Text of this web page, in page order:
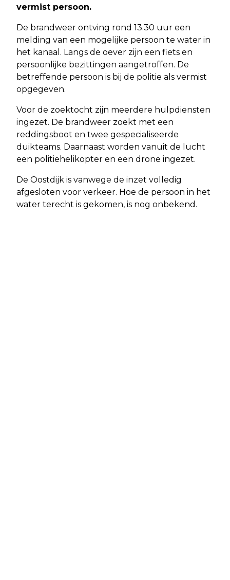
vermist persoon.
De brandweer ontving rond 13.30 uur een
melding van een mogelijke persoon te water in
het kanaal. Langs de oever zijn een fiets en
persoonlijke bezittingen aangetroffen. De
betreffende persoon is bij de politie als vermist
opgegeven.
Voor de zoektocht zijn meerdere hulpdiensten
ingezet. De brandweer zoekt met een
reddingsboot en twee gespecialiseerde
duikteams. Daarnaast worden vanuit de lucht
een politiehelikopter en een drone ingezet.
De Oostdijk is vanwege de inzet volledig
afgesloten voor verkeer. Hoe de persoon in het
water terecht is gekomen, is nog onbekend.